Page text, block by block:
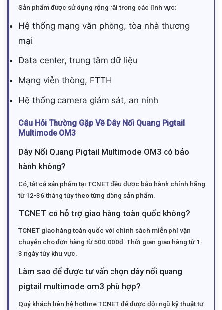
Sản phẩm được sử dụng rộng rãi trong các lĩnh vực:
Hệ thống mạng văn phòng, tòa nhà thương
mại
Data center, trung tâm dữ liệu
Mạng viễn thông, FTTH
Hệ thống camera giám sát, an ninh
Câu Hỏi Thường Gặp Về Dây Nối Quang Pigtail
Multimode OM3
Dây Nối Quang Pigtail Multimode OM3 có bảo
hành không?
Có, tất cả sản phẩm tại TCNET đều được bảo hành chính hãng
từ 12-36 tháng tùy theo từng dòng sản phẩm.
TCNET có hỗ trợ giao hàng toàn quốc không?
TCNET giao hàng toàn quốc với chính sách miễn phí vận
chuyển cho đơn hàng từ 500.000đ. Thời gian giao hàng từ 1-
3 ngày tùy khu vực.
Làm sao để được tư vấn chọn dây nối quang
pigtail multimode om3 phù hợp?
Quý khách liên hệ hotline TCNET để được đội ngũ kỹ thuật tư